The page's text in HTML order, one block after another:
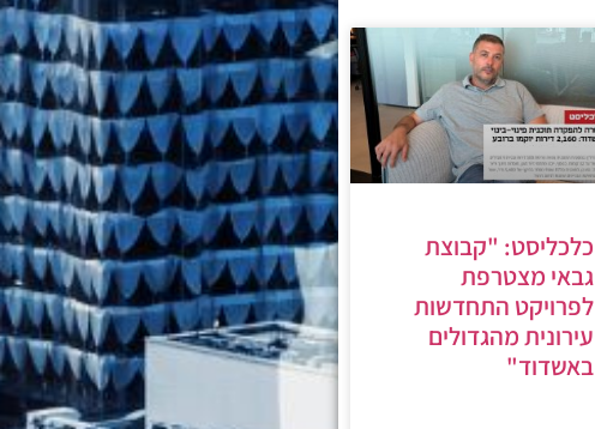
כלכליסט: "קבוצת
גבאי מצטרפת
לפרויקט התחדשות
עירונית מהגדולים
באשדוד"